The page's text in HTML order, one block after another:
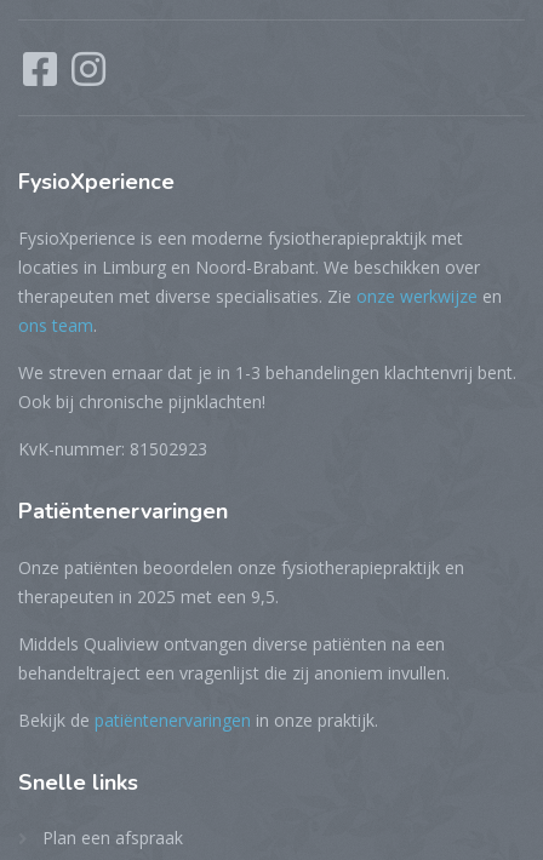
FysioXperience
FysioXperience is een moderne fysiotherapiepraktijk met
locaties in Limburg en Noord-Brabant. We beschikken over
therapeuten met diverse specialisaties. Zie onze werkwijze en
ons team.
We streven ernaar dat je in 1-3 behandelingen klachtenvrij bent.
Ook bij chronische pijnklachten!
KvK-nummer: 81502923
Patiëntenervaringen
Onze patiënten beoordelen onze fysiotherapiepraktijk en
therapeuten in 2025 met een 9,5.
Middels Qualiview ontvangen diverse patiënten na een
behandeltraject een vragenlijst die zij anoniem invullen.
Bekijk de patiëntenervaringen in onze praktijk.
Snelle links
Plan een afspraak